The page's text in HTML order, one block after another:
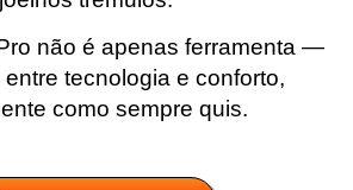
não é apenas ferramenta —
tecnologia e conforto,
como sempre quis.